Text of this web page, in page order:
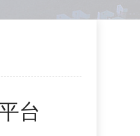
台